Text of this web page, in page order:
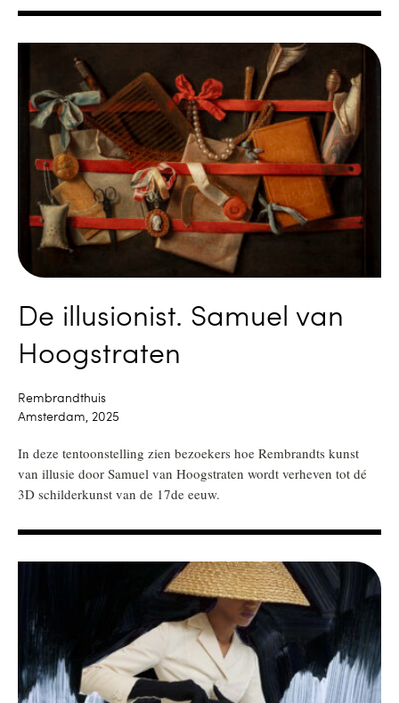
De illusionist. Samuel van
Hoogstraten
Rembrandthuis
Amsterdam, 2025
In deze tentoonstelling zien bezoekers hoe Rembrandts kunst
van illusie door Samuel van Hoogstraten wordt verheven tot dé
3D schilderkunst van de 17de eeuw.